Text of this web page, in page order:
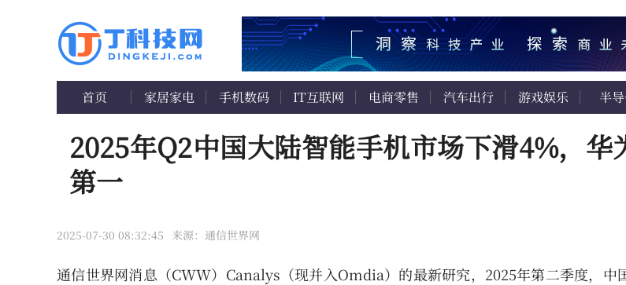
首页 家居家电 手机数码 IT互联网 电商零售 汽车出行 游戏娱乐 半
2025年Q2中国大陆智能手机市场下滑4%，华
第一
2025-07-30 08:32:45 来源：通信世界网
通信世界网消息（CWW）Canalys（现并入Omdia）的最新研究，2025年第二季度，中